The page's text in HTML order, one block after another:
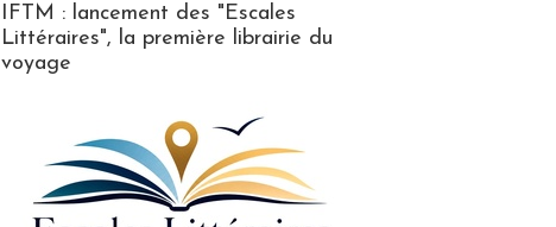
IFTM : lancement des "Escales
Littéraires", la première librairie du
voyage